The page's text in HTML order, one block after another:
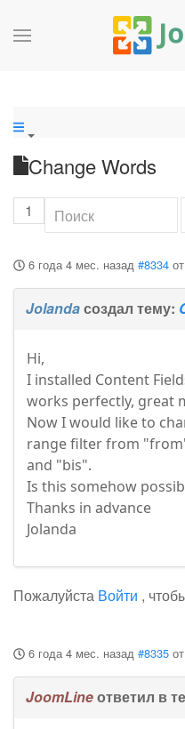
Change Words
1
6 года 4 мес. назад #8334 от
Jolandaсоздал тему:
Hi,
I installed Content
works perfectly, great
Now I would like to
range filter from
and "bis".
Is this somehow
Thanks in advance
Jolanda
Пожалуйста Войти ,
6 года 4 мес. назад #8335 от
JoomLineответил в